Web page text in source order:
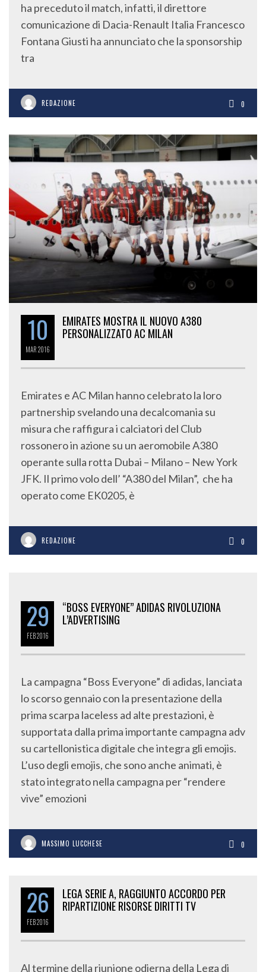
ha preceduto il match, infatti, il direttore
comunicazione di Dacia-Renault Italia Francesco
Fontana Giusti ha annunciato che la sponsorship
tra
REDAZIONE 0
10
MAR2016
EMIRATES MOSTRA IL NUOVO A380
PERSONALIZZATO AC MILAN
Emirates e AC Milan hanno celebrato la loro
partnership svelando una decalcomania su
misura che raffigura i calciatori del Club
rossonero in azione su un aeromobile A380
operante sulla rotta Dubai – Milano – New York
JFK. Il primo volo dell’ “A380 del Milan”, che ha
operato come EK0205, è
REDAZIONE 0
29
FEB2016
“BOSS EVERYONE” ADIDAS RIVOLUZIONA
L’ADVERTISING
La campagna “Boss Everyone” di adidas, lanciata
lo scorso gennaio con la presentazione della
prima scarpa laceless ad alte prestazioni, è
supportata dalla prima importante campagna adv
su cartellonistica digitale che integra gli emojis.
L’uso degli emojis, che sono anche animati, è
stato integrato nella campagna per “rendere
vive” emozioni
MASSIMO LUCCHESE 0
26
FEB2016
LEGA SERIE A, RAGGIUNTO ACCORDO PER
RIPARTIZIONE RISORSE DIRITTI TV
Al termine della riunione odierna della Lega di